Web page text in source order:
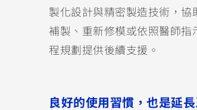
製化設計與精密製造技術，
補製、重新修模或依照醫師
程規劃提供後續支援。
良好的使用習慣，也是延